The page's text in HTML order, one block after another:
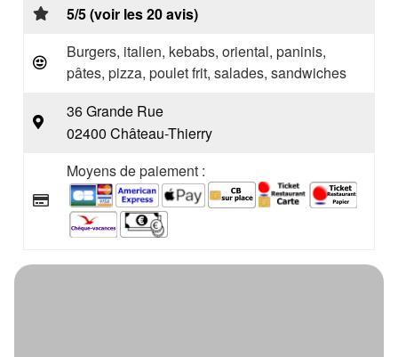
5/5 (voir les 20 avis)
Burgers, italien, kebabs, oriental, paninis,
pâtes, pizza, poulet frit, salades, sandwiches
36 Grande Rue
02400 Château-Thierry
Moyens de paiement :